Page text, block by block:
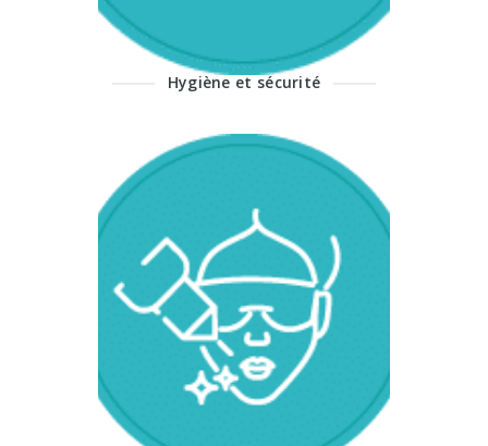
de déontologie.
Hygiène et sécurité
vos questions
Nos spécialistes
répondent à toutes vos
questions et effectuent
un examen préalable
avant toute opération,
afin de convenir avec
vous de la solution la
plus adaptée à vos
besoins.